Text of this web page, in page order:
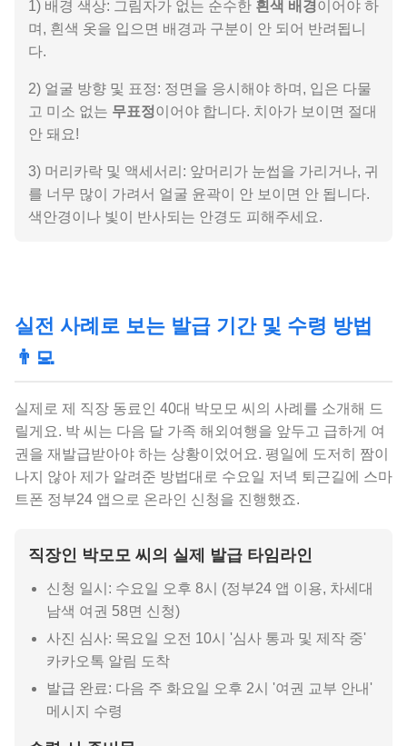
1) 배경 색상: 그림자가 없는 순수한 흰색 배경이어야 하
며, 흰색 옷을 입으면 배경과 구분이 안 되어 반려됩니
다.
2) 얼굴 방향 및 표정: 정면을 응시해야 하며, 입은 다물
고 미소 없는 무표정이어야 합니다. 치아가 보이면 절대
안 돼요!
3) 머리카락 및 액세서리: 앞머리가 눈썹을 가리거나, 귀
를 너무 많이 가려서 얼굴 윤곽이 안 보이면 안 됩니다.
색안경이나 빛이 반사되는 안경도 피해주세요.
실전 사례로 보는 발급 기간 및 수령 방법
👨‍💻
실제로 제 직장 동료인 40대 박모모 씨의 사례를 소개해 드
릴게요. 박 씨는 다음 달 가족 해외여행을 앞두고 급하게 여
권을 재발급받아야 하는 상황이었어요. 평일에 도저히 짬이
나지 않아 제가 알려준 방법대로 수요일 저녁 퇴근길에 스마
트폰 정부24 앱으로 온라인 신청을 진행했죠.
직장인 박모모 씨의 실제 발급 타임라인
신청 일시: 수요일 오후 8시 (정부24 앱 이용, 차세대
남색 여권 58면 신청)
사진 심사: 목요일 오전 10시 '심사 통과 및 제작 중'
카카오톡 알림 도착
발급 완료: 다음 주 화요일 오후 2시 '여권 교부 안내'
메시지 수령